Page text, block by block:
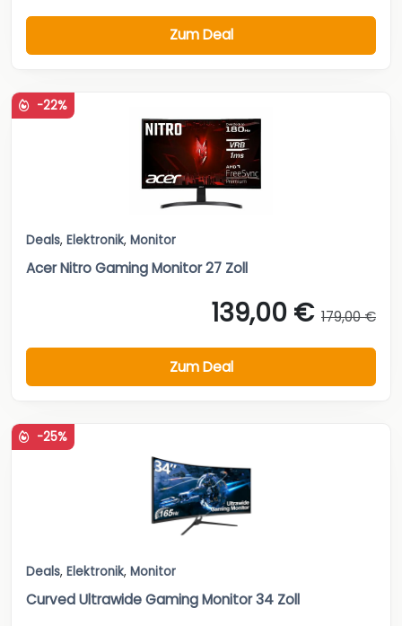
Zum Deal
-22%
Deals, Elektronik, Monitor
Acer Nitro Gaming Monitor 27 Zoll
139,00 € 179,00 €
Zum Deal
-25%
Deals, Elektronik, Monitor
Curved Ultrawide Gaming Monitor 34 Zoll